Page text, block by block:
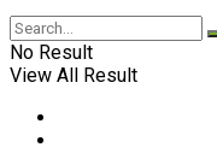
No Result
View All Result